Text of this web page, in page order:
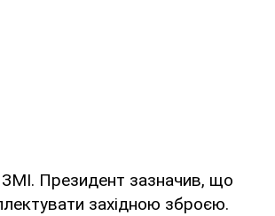
Президент зазначив, що
західною зброєю.